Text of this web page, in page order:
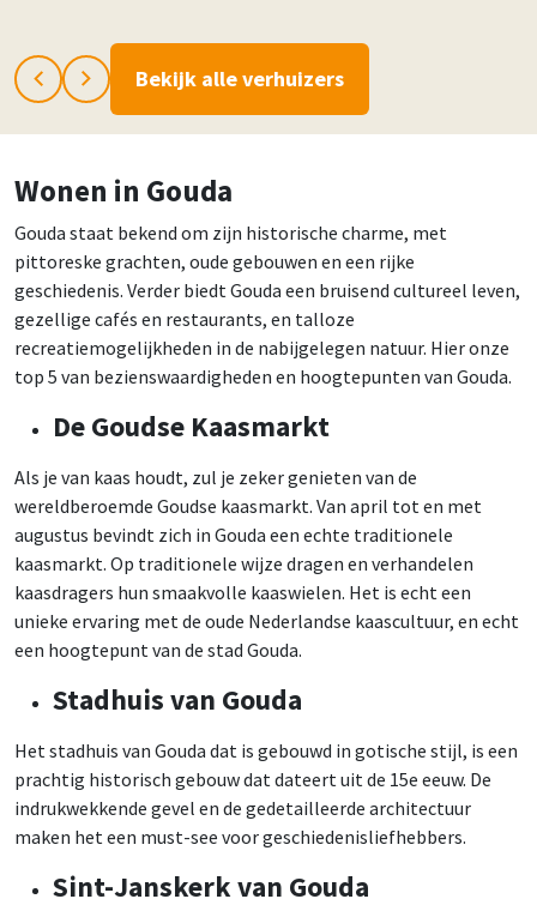
Bekijk alle verhuizers
Wonen in Gouda
Gouda staat bekend om zijn historische charme, met
pittoreske grachten, oude gebouwen en een rijke
geschiedenis. Verder biedt Gouda een bruisend cultureel leven,
gezellige cafés en restaurants, en talloze
recreatiemogelijkheden in de nabijgelegen natuur. Hier onze
top 5 van bezienswaardigheden en hoogtepunten van Gouda.
De Goudse Kaasmarkt
Als je van kaas houdt, zul je zeker genieten van de
wereldberoemde Goudse kaasmarkt. Van april tot en met
augustus bevindt zich in Gouda een echte traditionele
kaasmarkt. Op traditionele wijze dragen en verhandelen
kaasdragers hun smaakvolle kaaswielen. Het is echt een
unieke ervaring met de oude Nederlandse kaascultuur, en echt
een hoogtepunt van de stad Gouda.
Stadhuis van Gouda
Het stadhuis van Gouda dat is gebouwd in gotische stijl, is een
prachtig historisch gebouw dat dateert uit de 15e eeuw. De
indrukwekkende gevel en de gedetailleerde architectuur
maken het een must-see voor geschiedenisliefhebbers.
Sint-Janskerk van Gouda